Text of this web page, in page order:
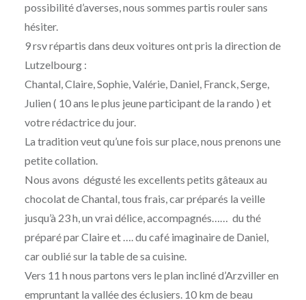
possibilité d’averses, nous sommes partis rouler sans
hésiter.
9 rsv répartis dans deux voitures ont pris la direction de
Lutzelbourg :
Chantal, Claire, Sophie, Valérie, Daniel, Franck, Serge,
Julien ( 10 ans le plus jeune participant de la rando ) et
votre rédactrice du jour.
La tradition veut qu’une fois sur place, nous prenons une
petite collation.
Nous avons dégusté les excellents petits gâteaux au
chocolat de Chantal, tous frais, car préparés la veille
jusqu’à 23 h, un vrai délice, accompagnés…… du thé
préparé par Claire et …. du café imaginaire de Daniel,
car oublié sur la table de sa cuisine.
Vers 11 h nous partons vers le plan incliné d’Arzviller en
empruntant la vallée des éclusiers. 10 km de beau